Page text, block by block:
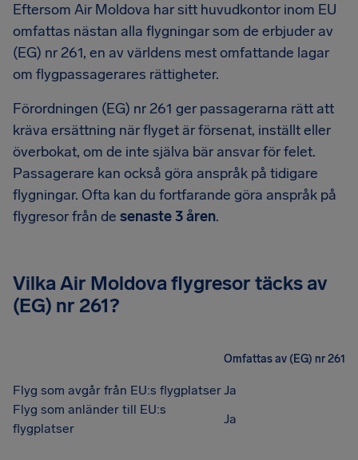
Eftersom Air Moldova har sitt huvudkontor inom EU
omfattas nästan alla flygningar som de erbjuder av
(EG) nr 261, en av världens mest omfattande lagar
om flygpassagerares rättigheter.
Förordningen (EG) nr 261 ger passagerarna rätt att
kräva ersättning när flyget är försenat, inställt eller
överbokat, om de inte själva bär ansvar för felet.
Passagerare kan också göra anspråk på tidigare
flygningar. Ofta kan du fortfarande göra anspråk på
flygresor från de senaste 3 åren.
Vilka Air Moldova flygresor täcks av
(EG) nr 261?
Omfattas av (EG) nr 261
Flyg som avgår från EU:s flygplatserJa
Flyg som anländer till EU:s
flygplatser
Ja